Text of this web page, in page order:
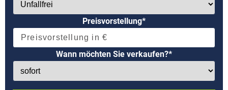
Preisvorstellung*
Wann möchten Sie verkaufen?*